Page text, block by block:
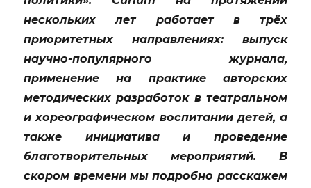
нескольких лет работает в трёх
приоритетных направлениях: выпуск
научно-популярного журнала,
применение на практике авторских
методических разработок в театральном
и хореографическом воспитании детей, а
также инициатива и проведение
благотворительных мероприятий. В
скором времени мы подробно расскажем